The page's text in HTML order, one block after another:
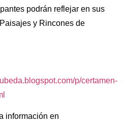
podrán reflejar en sus
y Rincones de
p/certamen-
información en